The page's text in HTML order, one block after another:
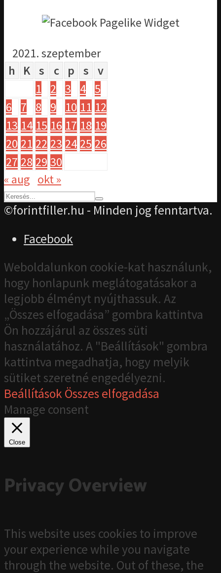
2021. szeptember
h
K s c p s
v
1
2 3 4 5
6
7 8 9 10 11 12
13 14 15 16 17 18 19
20 21 22 23 24 25 26
27 28 29 30
« aug okt »
©forintfiller.hu - Minden jog fenntartva.
Facebook
Weboldalunkon cookie-kat használunk,
hogy honlapunk meglátogatásakor a
legjobb élményt nyújthassuk. Az
„Összes elfogadása” gombra kattintva
Ön hozzájárul az összes süti
használatához. A "Beállítások" gombra
kattintva megadhatja, hogy melyik
sütiket szeretné engedélyezni.
BeállításokÖsszes elfogadása
Manage consent
Close
Privacy Overview
This website uses cookies to improve
your experience while you navigate
through the website. Out of these, the